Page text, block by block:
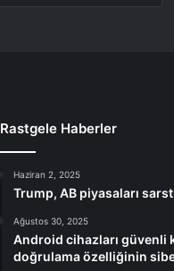
Rastgele Haberler
Haziran 2, 2025
Trump, AB piyasaları
Ağustos 30, 2025
Android cihazları güvenli
doğrulama özelliğinin